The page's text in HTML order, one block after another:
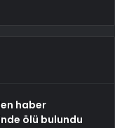
haber
ölü bulundu